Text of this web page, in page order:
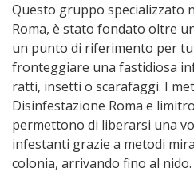
Questo gruppo specializzato
Roma, è stato fondato oltre
un punto di riferimento per
fronteggiare una fastidiosa
ratti, insetti o scarafaggi. I
Disinfestazione Roma e
permettono di liberarsi una
infestanti grazie a metodi
colonia, arrivando fino al nido.